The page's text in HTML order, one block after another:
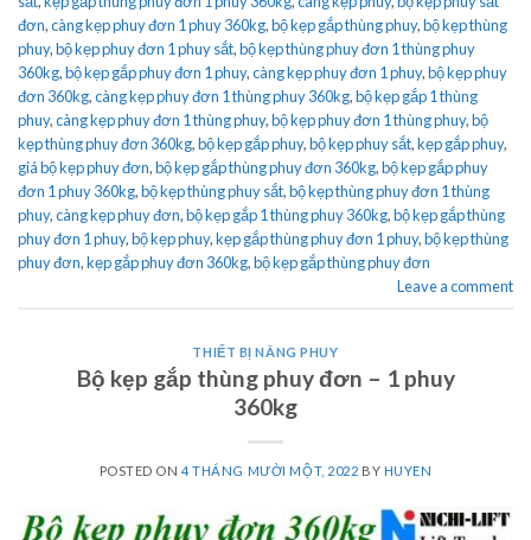
đơn,càng kẹp phuy đơn 1 phuy 360kg,bộ kẹp gắp thùng phuy,bộ kẹp thùng
phuy,bộ kẹp phuy đơn 1 phuy sắt,bộ kẹp thùng phuy đơn 1 thùng phuy
360kg,bộ kẹp gắp phuy đơn 1 phuy,càng kẹp phuy đơn 1 phuy,bộ kẹp phuy
đơn 360kg,càng kẹp phuy đơn 1 thùng phuy 360kg,bộ kẹp gắp 1 thùng
phuy,càng kẹp phuy đơn 1 thùng phuy,bộ kẹp phuy đơn 1 thùng phuy,bộ
kẹp thùng phuy đơn 360kg,bộ kẹp gắp phuy,bộ kẹp phuy sắt,kẹp gắp phuy,
giá bộ kẹp phuy đơn,bộ kẹp gắp thùng phuy đơn 360kg,bộ kẹp gắp phuy
đơn 1 phuy 360kg,bộ kẹp thùng phuy sắt,bộ kẹp thùng phuy đơn 1 thùng
phuy,càng kẹp phuy đơn,bộ kẹp gắp 1 thùng phuy 360kg,bộ kẹp gắp thùng
phuy đơn 1 phuy,bộ kẹp phuy,kẹp gắp thùng phuy đơn 1 phuy,bộ kẹp thùng
phuy đơn,kẹp gắp phuy đơn 360kg,bộ kẹp gắp thùng phuy đơn
Leave a comment
THIẾT BỊ NÂNG PHUY
Bộ kẹp gắp thùng phuy đơn – 1 phuy
360kg
POSTED ON4 THÁNG MƯỜI MỘT, 2022 BY HUYEN